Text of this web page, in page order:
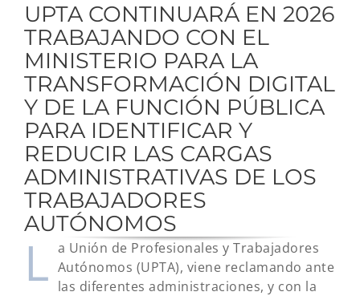
UPTA CONTINUARÁ EN 2026
TRABAJANDO CON EL
MINISTERIO PARA LA
TRANSFORMACIÓN DIGITAL
Y DE LA FUNCIÓN PÚBLICA
PARA IDENTIFICAR Y
REDUCIR LAS CARGAS
ADMINISTRATIVAS DE LOS
TRABAJADORES
AUTÓNOMOS
L a Unión de Profesionales y Trabajadores
Autónomos (UPTA), viene reclamando ante
las diferentes administraciones, y con la